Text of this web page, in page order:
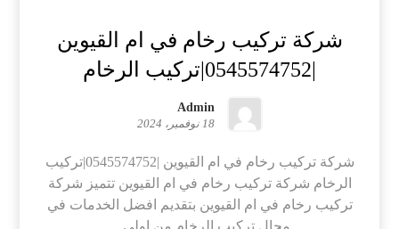
شركة تركيب رخام في ام القيوين
Admin
18 نوفمبر، 2024
شركة تركيب رخام في ام القيوين |0545574752|تركيب
الرخام شركة تركيب رخام في ام القيوين تتميز شركة
تركيب رخام في ام القيوين بتقديم افضل الخدمات في